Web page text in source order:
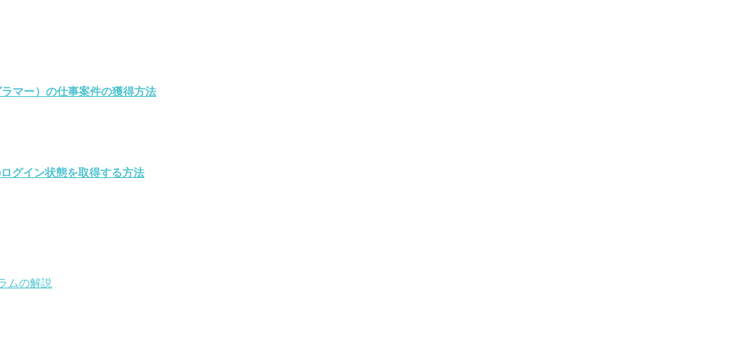
マー）の仕事案件の獲得方法
ログイン状態を取得する方法
ムの解説